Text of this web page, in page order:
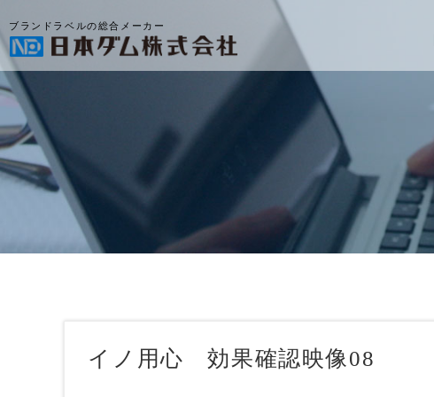
ブランドラベルの総合メーカー
イノ用心 効果確認映像08